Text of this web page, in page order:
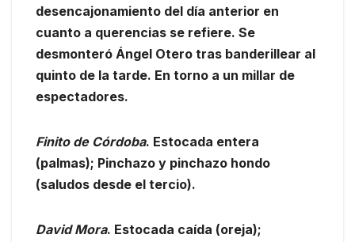
desencajonamiento del día anterior en
cuanto a querencias se refiere. Se
desmonteró Ángel Otero tras banderillear al
quinto de la tarde. En torno a un millar de
espectadores.
Finito de Córdoba. Estocada entera
(palmas); Pinchazo y pinchazo hondo
(saludos desde el tercio).
David Mora. Estocada caída (oreja);